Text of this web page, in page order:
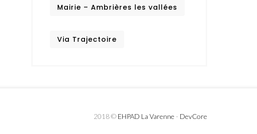
Mairie – Ambrières les vallées
Via Trajectoire
2018 © EHPAD La Varenne - DevCore